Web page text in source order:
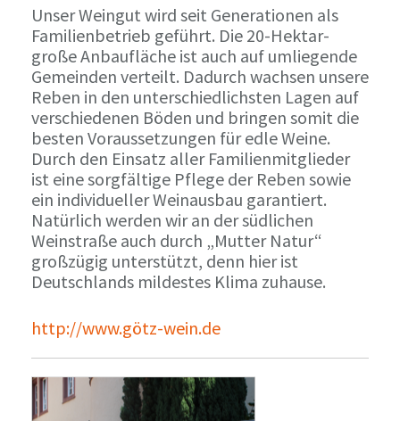
Unser Weingut wird seit Generationen als
Familienbetrieb geführt. Die 20-Hektar-
große Anbaufläche ist auch auf umliegende
Gemeinden verteilt. Dadurch wachsen unsere
Reben in den unterschiedlichsten Lagen auf
verschiedenen Böden und bringen somit die
besten Voraussetzungen für edle Weine.
Durch den Einsatz aller Familienmitglieder
ist eine sorgfältige Pflege der Reben sowie
ein individueller Weinausbau garantiert.
Natürlich werden wir an der südlichen
Weinstraße auch durch „Mutter Natur“
großzügig unterstützt, denn hier ist
Deutschlands mildestes Klima zuhause.
http://www.götz-wein.de